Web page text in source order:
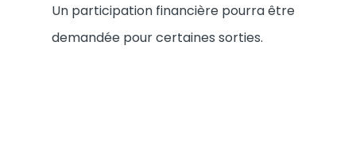
Un participation financière pourra être
demandée pour certaines sorties.